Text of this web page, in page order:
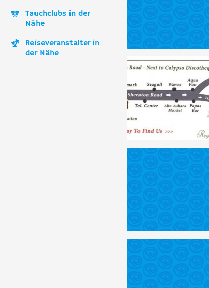
Tauchclubs in der
Nähe
Reiseveranstalter in
der Nähe